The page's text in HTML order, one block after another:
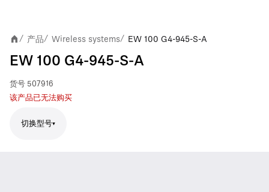
/ 产品/ Wireless systems/ EW 100 G4-945-S-A
EW 100 G4-945-S-A
货号 507916
该产品已无法购买
切换型号